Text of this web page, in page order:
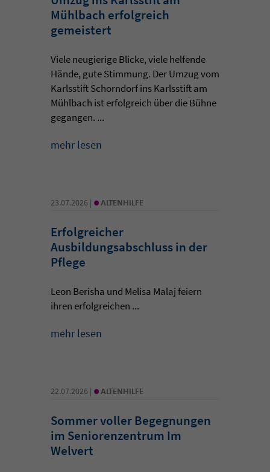
Mühlbach erfolgreich
gemeistert
Viele neugierige Blicke, viele helfende
Hände, gute Stimmung. Der Umzug vom
Karlsstift Schorndorf ins Karlsstift am
Mühlbach ist erfolgreich über die Bühne
gegangen. ...
mehr lesen
23.07.2026 | • ALTENHILFE
Erfolgreicher
Ausbildungsabschluss in der
Pflege
Leon Berisha und Melisa Malaj feiern
ihren erfolgreichen ...
mehr lesen
22.07.2026 | • ALTENHILFE
Sommer voller Begegnungen
im Seniorenzentrum Im
Welvert